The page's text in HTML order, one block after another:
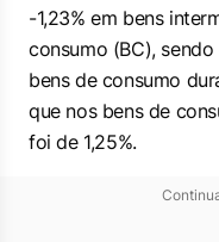
-1,23% em bens
consumo (BC),
bens de consumo
que nos bens de
foi de 1,25%.